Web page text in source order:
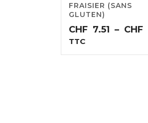
FRAISIER (SANS
GLUTEN)
CHF 7.51 – CHF
TTC